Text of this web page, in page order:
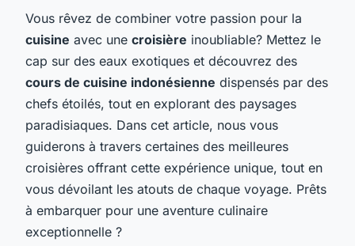
Vous rêvez de combiner votre passion pour la
cuisine avec une croisière inoubliable? Mettez le
cap sur des eaux exotiques et découvrez des
cours de cuisine indonésienne dispensés par des
chefs étoilés, tout en explorant des paysages
paradisiaques. Dans cet article, nous vous
guiderons à travers certaines des meilleures
croisières offrant cette expérience unique, tout en
vous dévoilant les atouts de chaque voyage. Prêts
à embarquer pour une aventure culinaire
exceptionnelle ?